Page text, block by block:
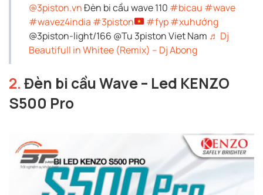
@3piston.vnĐèn bi cầu wave 110 #bicau #wave
#wavez4india #3piston #fyp#xuhướng
@3piston-light/166 @Tu 3piston Viet Nam ♬ Dj
Beautifull in Whitee (Remix) – Dj Abong
2.Đèn bi cầu Wave – Led KENZO
S500 Pro